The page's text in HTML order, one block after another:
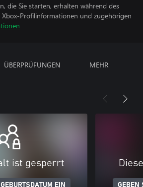
die Sie starten, erhalten während des
Profilinformationen und zugehörigen
ÜBERPRÜFUNGEN MEHR
ist gesperrt
EIN GEBEN